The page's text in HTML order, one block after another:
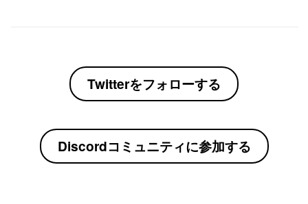
Twitterをフォローする
Discordコミュニティに参加する